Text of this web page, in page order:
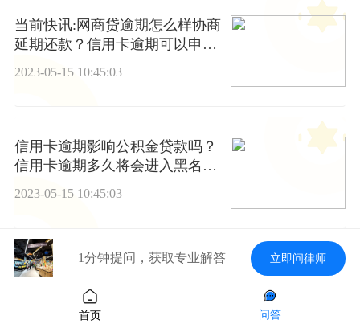
当前快讯:网商贷逾期怎么样协商
延期还款？信用卡逾期可以申请
2023-05-15 10:45:03
信用卡逾期影响公积金贷款吗？
信用卡逾期多久将会进入黑名
单？
2023-05-15 10:45:03
当前速讯：信用卡逾期影响孩子
上学吗？如何消除信用卡逾期记
2023-05-15 10:45:03
1分钟提问，获取专业解答 立即问律师
首页 问答